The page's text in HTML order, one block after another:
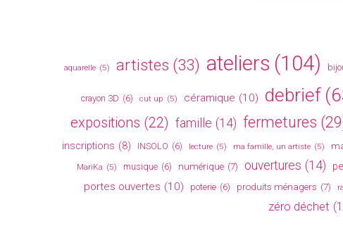
aquarelle (5) artistes (33) ateliers (104)
crayon 3D (6) cut up (5) céramique (10) debrief
expositions (22) famille (14) fermetures
inscriptions (8) INSOLO (6) lecture (5) ma famille, un artiste (5)
MariKa (5) musique (6) numérique (7) ouvertures (14)
portes ouvertes (10) poterie (6) produits ménagers (7)
zéro déchet